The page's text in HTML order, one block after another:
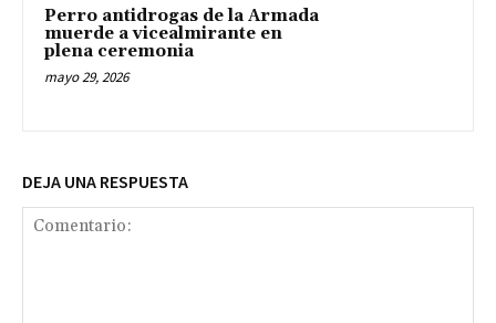
Perro antidrogas de la Armada
muerde a vicealmirante en
plena ceremonia
mayo 29, 2026
DEJA UNA RESPUESTA